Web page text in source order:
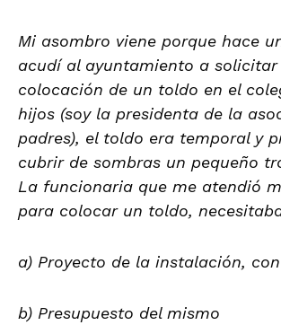
Mi asombro viene porque hace
acudí al ayuntamiento a
colocación de un toldo en el
hijos (soy la presidenta de la
padres), el toldo era temporal y
cubrir de sombras un pequeño
La funcionaria que me atendió
para colocar un toldo,
a) Proyecto de la instalación,
b) Presupuesto del mismo